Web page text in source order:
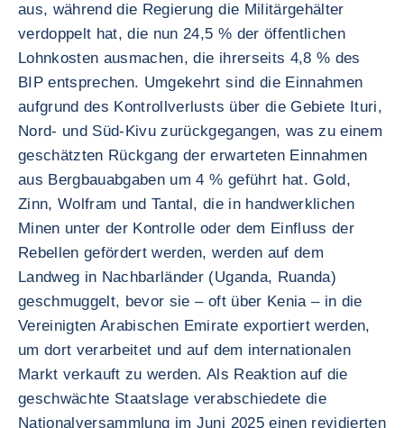
aus, während die Regierung die Militärgehälter
verdoppelt hat, die nun 24,5 % der öffentlichen
Lohnkosten ausmachen, die ihrerseits 4,8 % des
BIP entsprechen. Umgekehrt sind die Einnahmen
aufgrund des Kontrollverlusts über die Gebiete Ituri,
Nord- und Süd-Kivu zurückgegangen, was zu einem
geschätzten Rückgang der erwarteten Einnahmen
aus Bergbauabgaben um 4 % geführt hat. Gold,
Zinn, Wolfram und Tantal, die in handwerklichen
Minen unter der Kontrolle oder dem Einfluss der
Rebellen gefördert werden, werden auf dem
Landweg in Nachbarländer (Uganda, Ruanda)
geschmuggelt, bevor sie – oft über Kenia – in die
Vereinigten Arabischen Emirate exportiert werden,
um dort verarbeitet und auf dem internationalen
Markt verkauft zu werden. Als Reaktion auf die
geschwächte Staatslage verabschiedete die
Nationalversammlung im Juni 2025 einen revidierten